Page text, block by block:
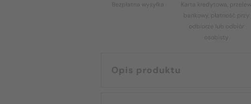
Bezpłatna wysyłka
Karta kredytowa, przelew
bankowy, płatność przy
odbiorze lub odbiór
osobisty
Opis produktu